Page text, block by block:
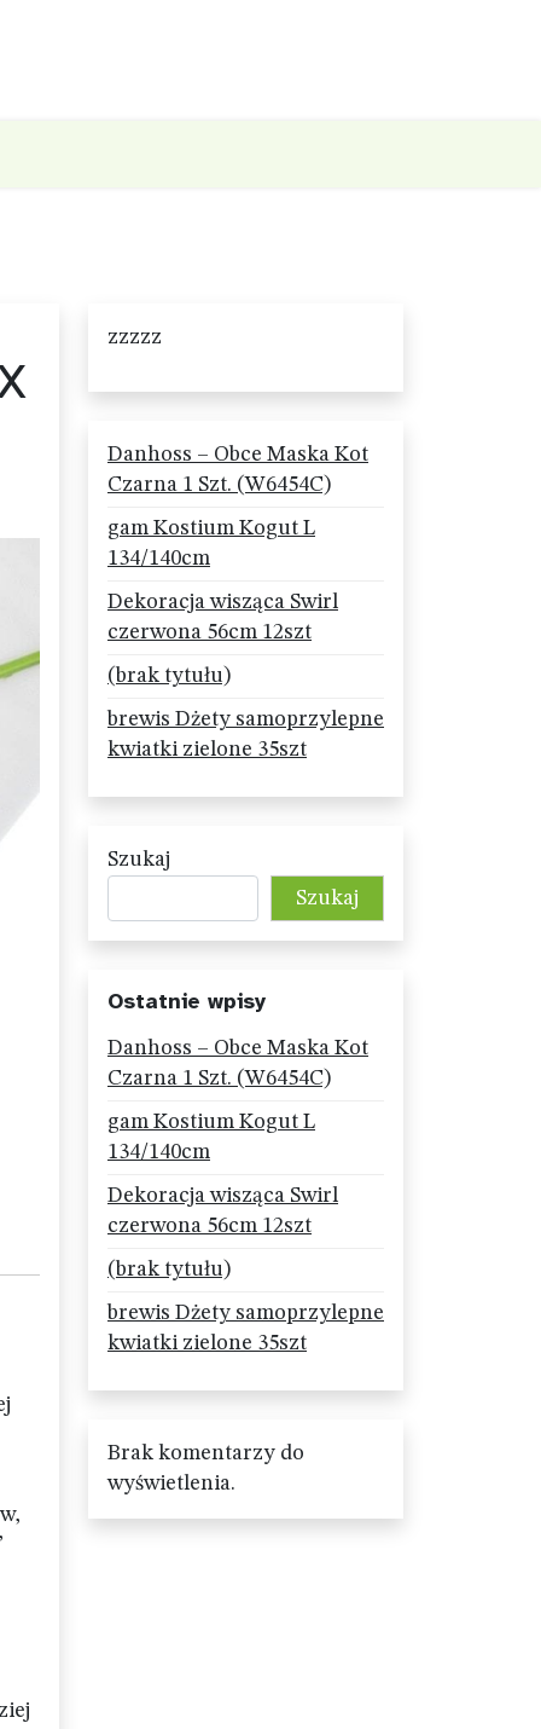
zzzzz
Danhoss – Obce Maska Kot
Czarna 1 Szt. (W6454C)
gam Kostium Kogut L
134/140cm
Dekoracja wisząca Swirl
czerwona 56cm 12szt
(brak tytułu)
brewis Dżety samoprzylepne
kwiatki zielone 35szt
Szukaj
Szukaj
Ostatnie wpisy
Danhoss – Obce Maska Kot
Czarna 1 Szt. (W6454C)
gam Kostium Kogut L
134/140cm
Dekoracja wisząca Swirl
czerwona 56cm 12szt
(brak tytułu)
brewis Dżety samoprzylepne
kwiatki zielone 35szt
Brak komentarzy do
wyświetlenia.